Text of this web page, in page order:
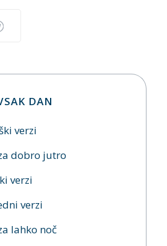
DAN
verzi
dobro jutro
verzi
verzi
lahko noč